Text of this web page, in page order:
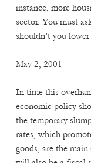
instance, more
sector. You must
shouldn’t you
May 2, 2001
In time this
economic policy
the temporary
rates, which
goods, are the